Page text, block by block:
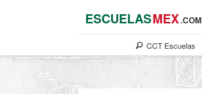
ESCUELASMEX.COM
CCT Escuelas